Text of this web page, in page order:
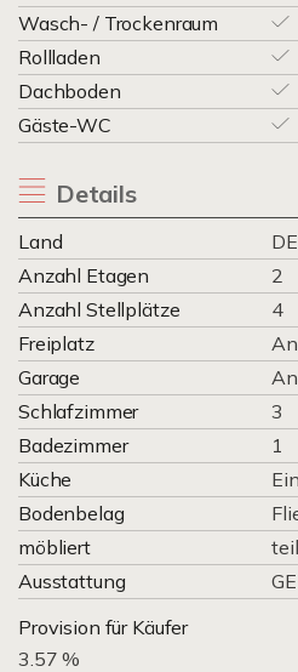
Wasch- / Trockenraum
Rollladen
Dachboden
Gäste-WC
Details
Land
DE
Anzahl Etagen
2
Anzahl Stellplätze
4
Freiplatz
Garage
Schlafzimmer
3
Badezimmer
1
Küche
Bodenbelag
möbliert
Ausstattung
Provision für Käufer
3.57 %